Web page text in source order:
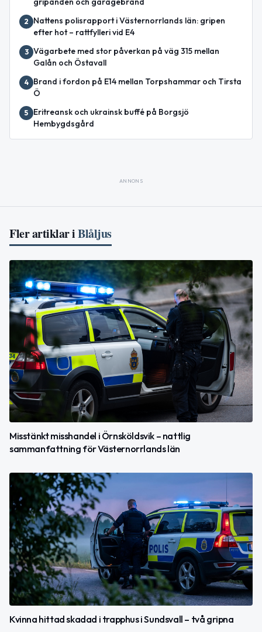
2
Nattens polisrapport i Västernorrlands län: gripen
efter hot – rattfylleri vid E4
3 Vägarbete med stor påverkan på väg 315 mellan
Galån och Östavall
4
Brand i fordon på E14 mellan Torpshammar och Tirsta
Ö
5
Eritreansk och ukrainsk buffé på Borgsjö
Hembygdsgård
ANNONS
Fler artiklar iBlåljus
Misstänkt misshandel i Örnsköldsvik – nattlig
sammanfattning för Västernorrlands län
Kvinna hittad skadad i trapphus i Sundsvall – två gripna